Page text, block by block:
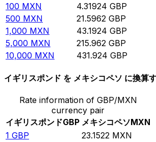
100 MXN 4.31924 GBP
500 MXN 21.5962 GBP
1,000 MXN 43.1924 GBP
5,000 MXN 215.962 GBP
10,000 MXN 431.924 GBP
イギリスポンド を メキシコペソ に換算
Rate information of GBP/MXN
currency pair
イギリスポンドGBP メキシコペソMXN
1 GBP 23.1522 MXN